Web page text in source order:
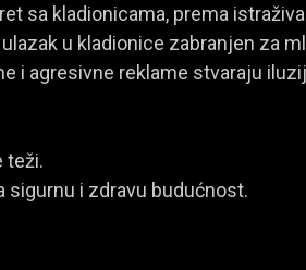
sa kladionicama, prema
u kladionice zabranjen za
i agresivne reklame stvaraju
teži.
sigurnu i zdravu budućnost.